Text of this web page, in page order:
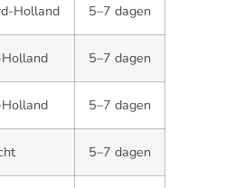
Holland 5–7 dagen
5–7 dagen
5–7 dagen
5–7 dagen